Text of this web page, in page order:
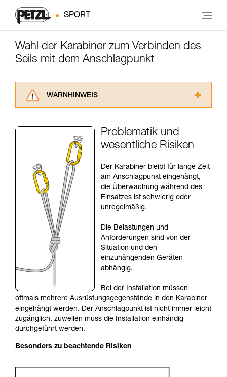
SPORT
Wahl der Karabiner zum Verbinden des
Seils mit dem Anschlagpunkt
WARNHINWEIS
aufmerksam durch, bevor Sie diesen zu Rate
ziehen. Um diese Zusatzinformationen
verstehen zu können, müssen Sie zuerst die in
der Gebrauchsanweisung enthaltenen
Informationen richtig verstanden haben.
Die Beherrschung dieser Techniken setzt eine
entsprechende Ausbildung und ein spezielles
Training voraus. Prüfen Sie zusammen mit
einem Profi, ob Sie in der Lage sind, den
Vorgang alleine sicher zu wiederholen, bevor
Sie ihn eigenständig durchführen.
Wir geben Beispiele für die mit Ihrer Aktivität
verbundenen Techniken. Möglicherweise gibt es
noch andere Techniken, die hier nicht
Problematik und
wesentliche Risiken
Der Karabiner bleibt für lange Zeit
am Anschlagpunkt eingehängt,
die Überwachung während des
Einsatzes ist schwierig oder
unregelmäßig.
Die Belastungen und
Anforderungen sind von der
Situation und den
einzuhängenden Geräten
abhängig.
Bei der Installation müssen
oftmals mehrere Ausrüstungsgegenstände in den Karabiner
eingehängt werden. Der Anschlagpunkt ist nicht immer leicht
zugänglich, zuweilen muss die Installation einhändig
durchgeführt werden.
Besonders zu beachtende Risiken